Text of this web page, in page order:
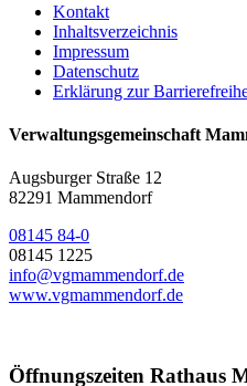
Kontakt
Inhaltsverzeichnis
Impressum
Datenschutz
Erklärung zur
Verwaltungsgemeinschaft
Augsburger Straße 12
82291 Mammendorf
08145 84-0
08145 1225
info@vgmammendorf.de
www.vgmammendorf.de
Öffnungszeiten Rathaus